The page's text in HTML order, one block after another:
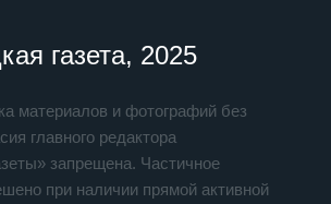
газета, 2025
материалов и фотографий без
главного редактора
запрещена. Частичное
при наличии прямой активной